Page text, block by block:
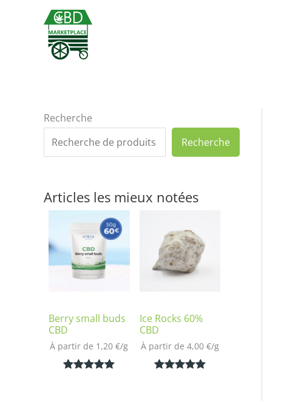
Recherche
Recherche
Articles les mieux notées
Berry small buds
CBD
À partir de 1,20€/g
Ice Rocks 60%
CBD
À partir de 4,00 €/g